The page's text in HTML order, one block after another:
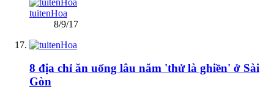
tuitenHoa
8/9/17
8 địa chỉ ăn uống lâu năm 'thử là ghiền' ở Sài
Gòn